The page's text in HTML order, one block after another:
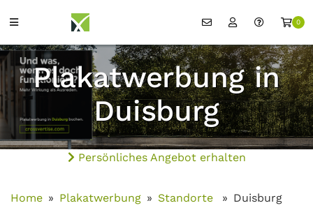
0
Plakatwerbung in
Duisburg
Persönliches Angebot erhalten
Home Plakatwerbung Standorte Duisburg